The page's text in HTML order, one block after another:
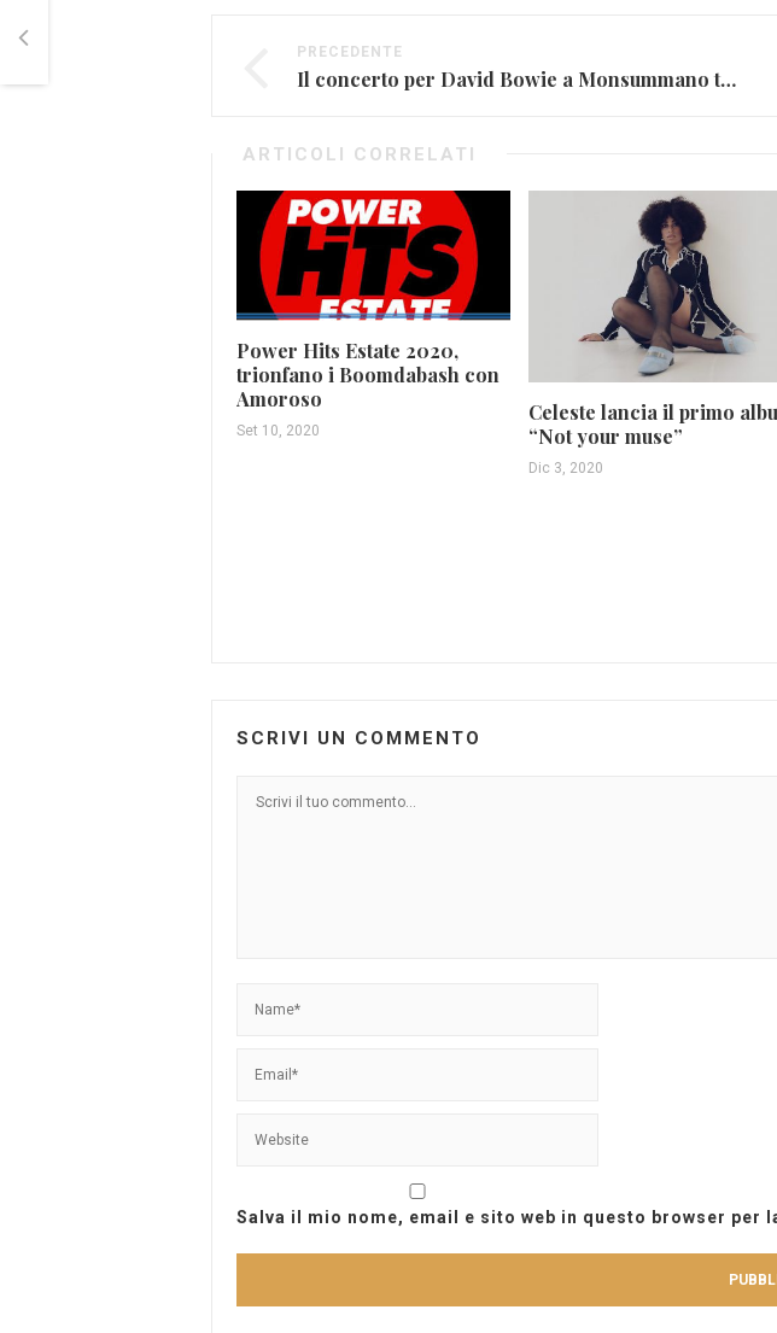
PRECEDENTE
Il concerto per David Bowie a Monsummano terme
ARTICOLI CORRELATI
Power Hits Estate 2020,
trionfano i Boomdabash con
Amoroso
Set 10, 2020
Celeste lancia il primo
“Not your muse”
Dic 3, 2020
SCRIVI UN COMMENTO
Salva il mio nome, email e sito web in questo browser per